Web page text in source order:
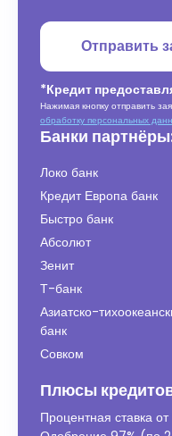
Отправить
*Кредит
Нажимая кнопку отправить
обработку персональных
Банки
Локо банк
Кредит Европа банк
Быстро банк
Абсолют
Зенит
Т-банк
Азиатско-
банк
Совком
Плюсы
Процентная ставка от